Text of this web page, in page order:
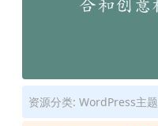
资源分类: WordPress主题